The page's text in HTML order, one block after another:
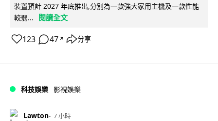
裝置預計 2027 年底推出,分別為一款強大家用主機及一款性能
較弱...
閱讀全文
123 47 ↗ 分享
科技娛樂 影視娛樂
Lawton 7 小時